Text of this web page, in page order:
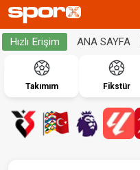
Hızlı Erişim ANA SAYFA
Takımım Fikstür